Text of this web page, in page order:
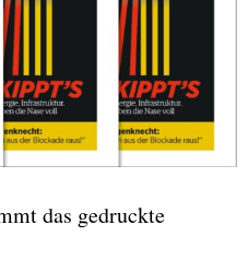
das gedruckte